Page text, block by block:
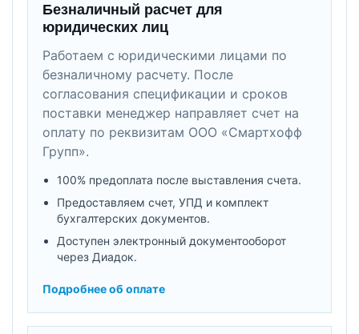
Безналичный расчет для
юридических лиц
Работаем с юридическими лицами по
безналичному расчету. После
согласования спецификации и сроков
поставки менеджер направляет счет на
оплату по реквизитам ООО «Смартхофф
Групп».
100% предоплата после выставления счета.
Предоставляем счет, УПД и комплект
бухгалтерских документов.
Доступен электронный документооборот
через Диадок.
Подробнее об оплате